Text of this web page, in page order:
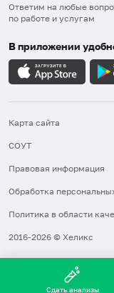
Ответим на любые
по работе и услугам
В приложении
Карта сайта
СОУТ
Правовая информация
Обработка
Политика в области
2016-2026 © Хеликс
Сдать анализы